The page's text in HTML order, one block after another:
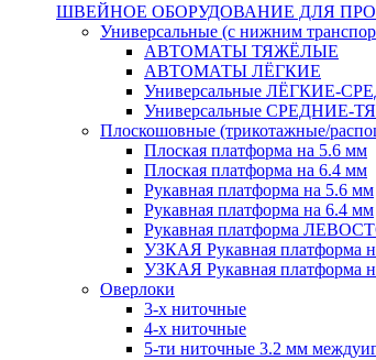
ШВЕЙНОЕ ОБОРУДОВАНИЕ ДЛЯ
Универсальные (с нижним
АВТОМАТЫ ТЯЖЁЛЫЕ
АВТОМАТЫ ЛЁГКИЕ
Универсальные ЛЁГКИЕ-
Универсальные СРЕДНИЕ-
Плоскошовные (трикотажные/
Плоская платформа на 5.6 мм
Плоская платформа на 6.4 мм
Рукавная платформа на 5.6 мм
Рукавная платформа на 6.4 мм
Рукавная платформа
УЗКАЯ Рукавная платформа
УЗКАЯ Рукавная платформа
Оверлоки
3-х ниточные
4-х ниточные
5-ти ниточные 3.2 мм